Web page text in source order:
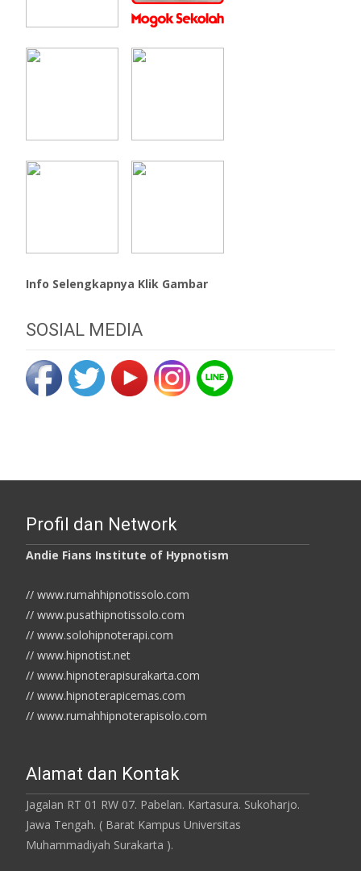
Info Selengkapnya Klik Gambar
SOSIAL MEDIA
Profil dan Network
Andie Fians Institute of Hypnotism
// www.rumahhipnotissolo.com
// www.pusathipnotissolo.com
// www.solohipnoterapi.com
// www.hipnotist.net
// www.hipnoterapisurakarta.com
// www.hipnoterapicemas.com
// www.rumahhipnoterapisolo.com
Alamat dan Kontak
Jagalan RT 01 RW 07. Pabelan. Kartasura. Sukoharjo.
Jawa Tengah. ( Barat Kampus Universitas
Muhammadiyah Surakarta ).